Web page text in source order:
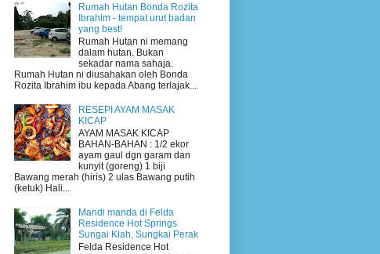
Rumah Hutan Bonda Rozita
Ibrahim - tempat urut badan
yang best!
Rumah Hutan ni memang
dalam hutan. Bukan
sekadar nama sahaja.
Rumah Hutan ni diusahakan oleh Bonda
Rozita Ibrahim ibu kepada Abang terlajak...
RESEPI AYAM MASAK
KICAP
AYAM MASAK KICAP
BAHAN-BAHAN : 1/2 ekor
ayam gaul dgn garam dan
kunyit (goreng) 1 biji
Bawang merah (hiris) 2 ulas Bawang putih
(ketuk) Hali...
Mandi manda di Felda
Residence Hot Springs
Sungai Klah, Sungkai Perak
Felda Residence Hot